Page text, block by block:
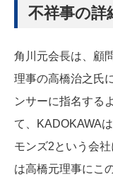
不祥事の詳
角川元会長は、顧
理事の高橋治之氏
ンサーに指名する
て、KADOKAWA
モンズ2という会
は高橋元理事にこ